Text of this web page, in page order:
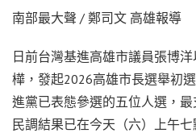
南部最大聲 / 鄭司文 高雄報導
日前台灣基進高雄市議員張博
樺，發起2026高雄市長選舉初
進黨已表態參選的五位人選，
民調結果已在今天（六）上午